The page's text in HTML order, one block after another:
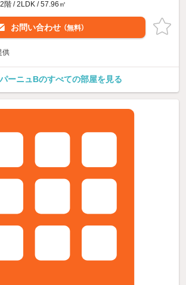
2階 / 2LDK / 57.96㎡
お問い合わせ （無料）
供
ーニュBのすべての部屋を見る